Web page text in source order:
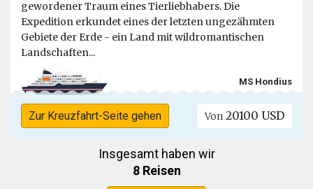
gewordener Traum eines Tierliebhabers. Die
Expedition erkundet eines der letzten ungezähmten
Gebiete der Erde - ein Land mit wildromantischen
Landschaften...
MS Hondius
Zur Kreuzfahrt-Seite gehen Von 20100 USD
Insgesamt haben wir
8 Reisen